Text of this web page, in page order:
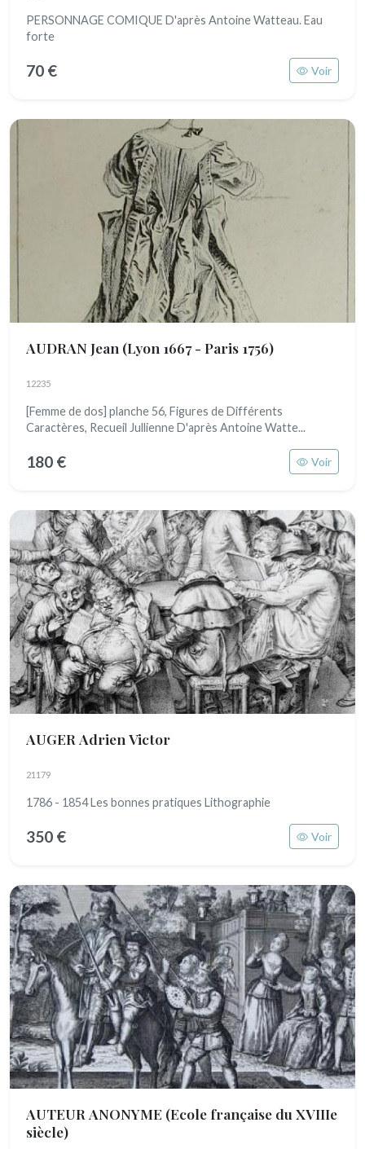
PERSONNAGE COMIQUE D'après Antoine Watteau. Eau
forte
70 € Voir
AUDRAN Jean (Lyon 1667 - Paris 1756)
12235
[Femme de dos] planche 56, Figures de Différents
Caractères, Recueil Jullienne D'après Antoine Watte...
180 € Voir
AUGER Adrien Victor
21179
1786 - 1854 Les bonnes pratiques Lithographie
350 € Voir
AUTEUR ANONYME (Ecole française du XVIIIe
siècle)